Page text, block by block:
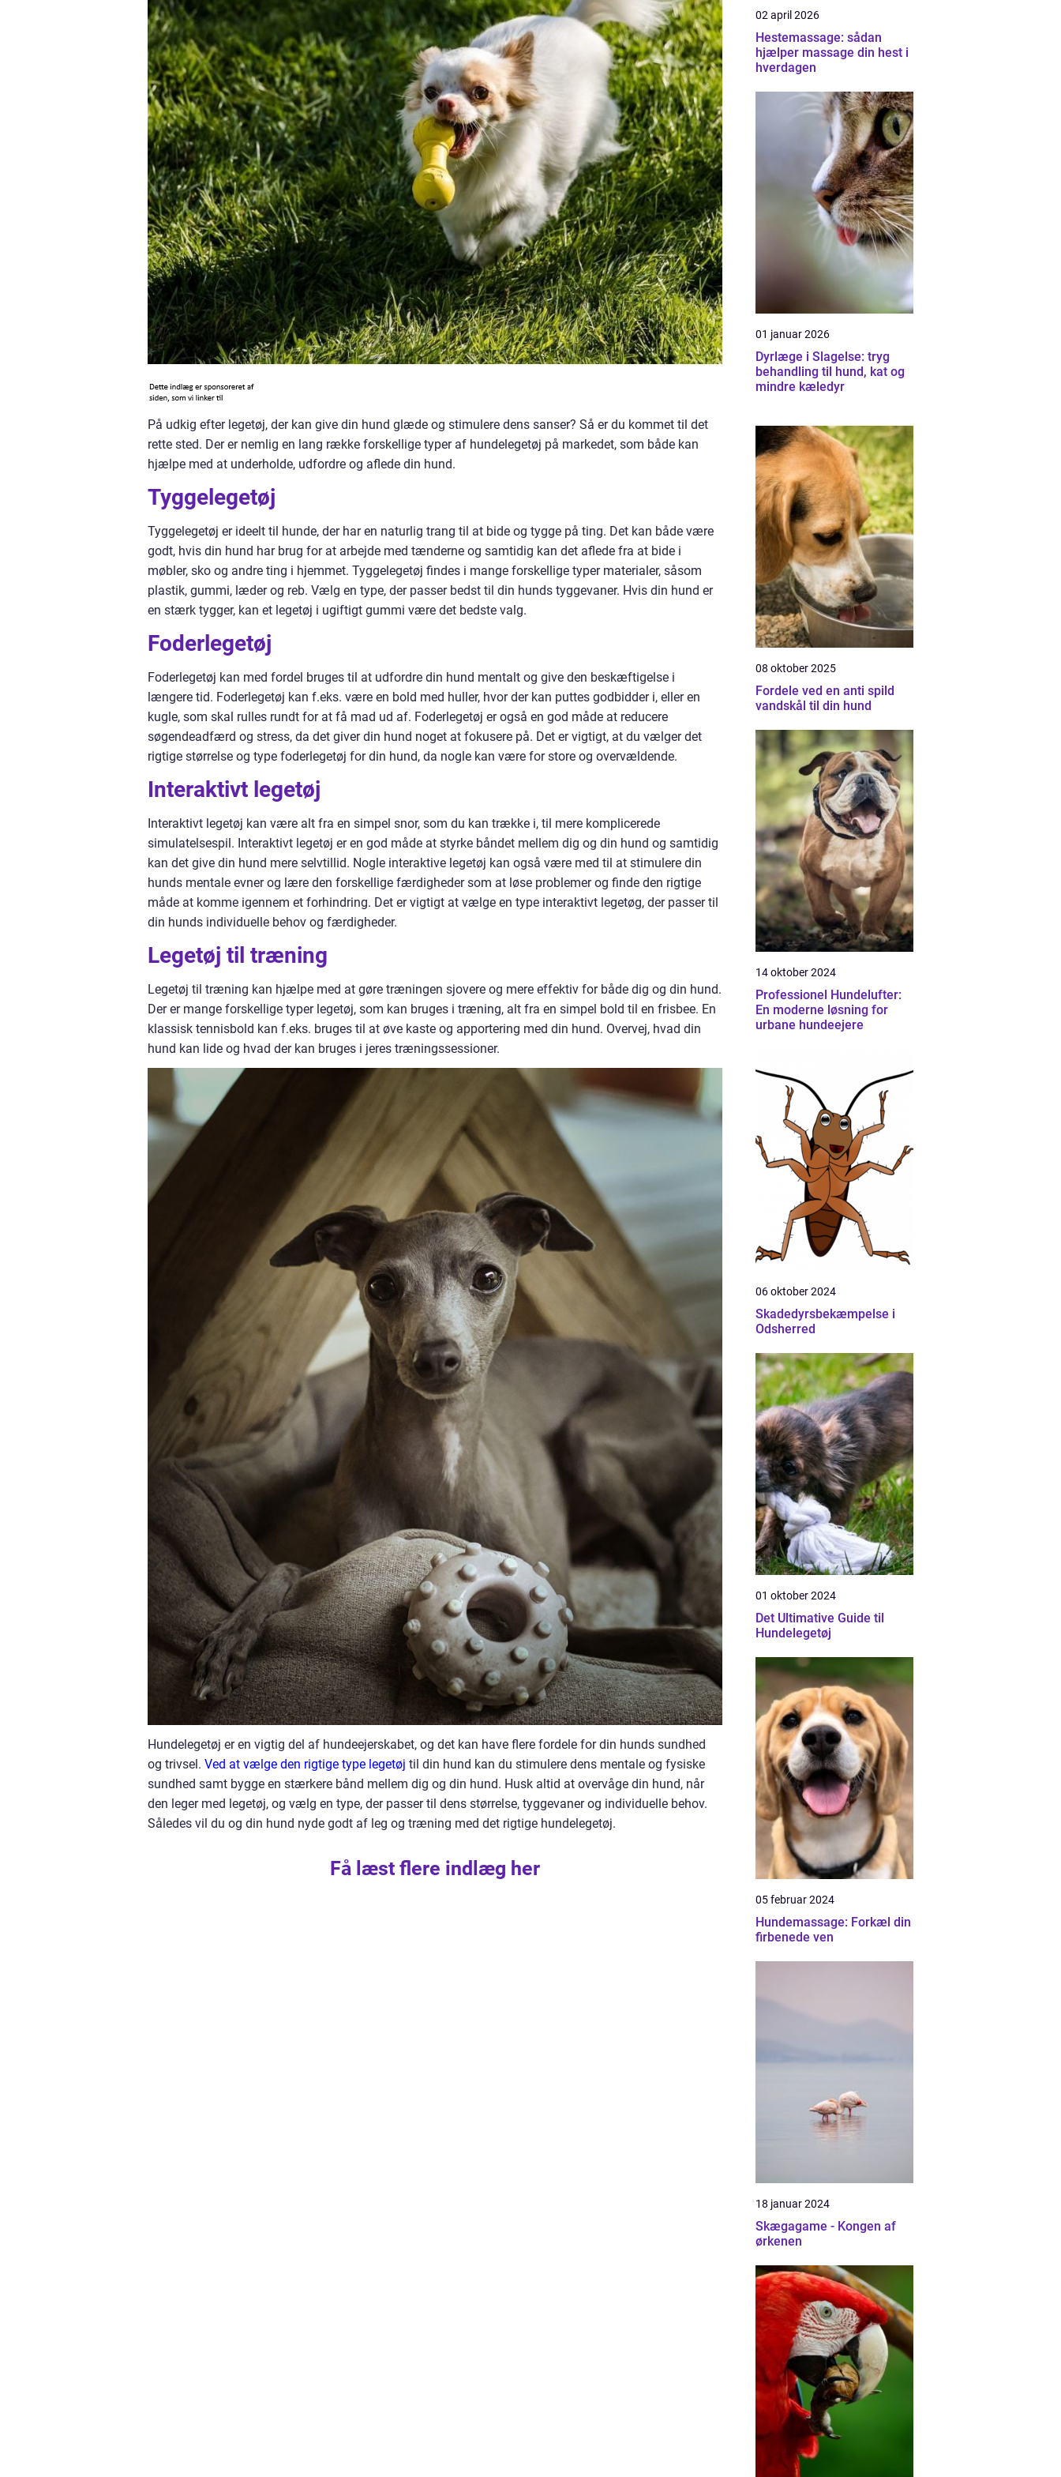
På udkig efter legetøj, der kan give din hund glæde og stimulere dens sanser? Så er du kommet til det
rette sted. Der er nemlig en lang række forskellige typer af hundelegetøj på markedet, som både kan
hjælpe med at underholde, udfordre og aflede din hund.
Tyggelegetøj
Tyggelegetøj er ideelt til hunde, der har en naturlig trang til at bide og tygge på ting. Det kan både være
godt, hvis din hund har brug for at arbejde med tænderne og samtidig kan det aflede fra at bide i
møbler, sko og andre ting i hjemmet. Tyggelegetøj findes i mange forskellige typer materialer, såsom
plastik, gummi, læder og reb. Vælg en type, der passer bedst til din hunds tyggevaner. Hvis din hund er
en stærk tygger, kan et legetøj i ugiftigt gummi være det bedste valg.
Foderlegetøj
Foderlegetøj kan med fordel bruges til at udfordre din hund mentalt og give den beskæftigelse i
længere tid. Foderlegetøj kan f.eks. være en bold med huller, hvor der kan puttes godbidder i, eller en
kugle, som skal rulles rundt for at få mad ud af. Foderlegetøj er også en god måde at reducere
søgendeadfærd og stress, da det giver din hund noget at fokusere på. Det er vigtigt, at du vælger det
rigtige størrelse og type foderlegetøj for din hund, da nogle kan være for store og overvældende.
Interaktivt legetøj
Interaktivt legetøj kan være alt fra en simpel snor, som du kan trække i, til mere komplicerede
simulatelsespil. Interaktivt legetøj er en god måde at styrke båndet mellem dig og din hund og samtidig
kan det give din hund mere selvtillid. Nogle interaktive legetøj kan også være med til at stimulere din
hunds mentale evner og lære den forskellige færdigheder som at løse problemer og finde den rigtige
måde at komme igennem et forhindring. Det er vigtigt at vælge en type interaktivt legetøg, der passer til
din hunds individuelle behov og færdigheder.
Legetøj til træning
Legetøj til træning kan hjælpe med at gøre træningen sjovere og mere effektiv for både dig og din hund.
Der er mange forskellige typer legetøj, som kan bruges i træning, alt fra en simpel bold til en frisbee. En
klassisk tennisbold kan f.eks. bruges til at øve kaste og apportering med din hund. Overvej, hvad din
hund kan lide og hvad der kan bruges i jeres træningssessioner.
Hundelegetøj er en vigtig del af hundeejerskabet, og det kan have flere fordele for din hunds sundhed
og trivsel. Ved at vælge den rigtige type legetøj til din hund kan du stimulere dens mentale og fysiske
sundhed samt bygge en stærkere bånd mellem dig og din hund. Husk altid at overvåge din hund, når
den leger med legetøj, og vælg en type, der passer til dens størrelse, tyggevaner og individuelle behov.
Således vil du og din hund nyde godt af leg og træning med det rigtige hundelegetøj.
Få læst flere indlæg her
02 april 2026
Hestemassage: sådan
hjælper massage din hest i
hverdagen
01 januar 2026
Dyrlæge i Slagelse: tryg
behandling til hund, kat og
mindre kæledyr
08 oktober 2025
Fordele ved en anti spild
vandskål til din hund
14 oktober 2024
Professionel Hundelufter:
En moderne løsning for
urbane hundeejere
06 oktober 2024
Skadedyrsbekæmpelse i
Odsherred
01 oktober 2024
Det Ultimative Guide til
Hundelegetøj
05 februar 2024
Hundemassage: Forkæl din
firbenede ven
18 januar 2024
Skægagame - Kongen af
ørkenen